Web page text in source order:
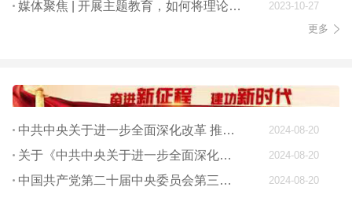
媒体聚焦 | 开展主题教育，如何将理论学习贯穿始终
2023-10-27
更多
中共中央关于进一步全面深化改革 推进中国式现代化的决定 2024-08-20
关于《中共中央关于进一步全面深化改革、 推进中国式现代化的决定》的说明 2024-08-20
中国共产党第二十届中央委员会第三次全体会议公报 2024-08-20